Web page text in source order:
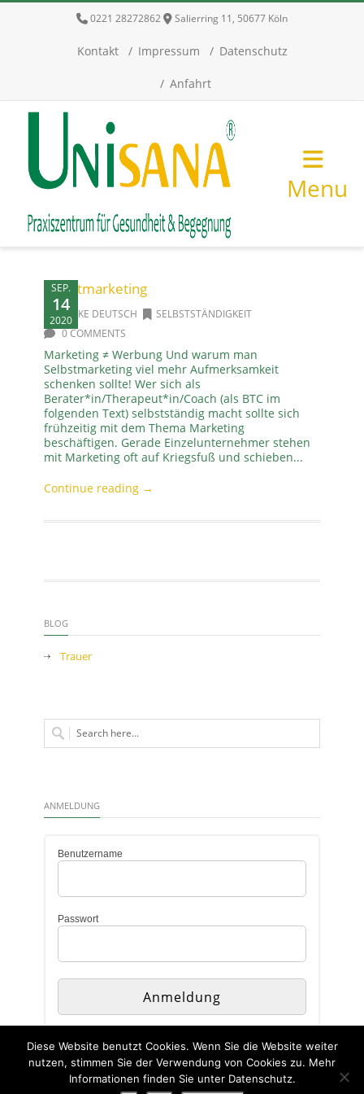
0221 28272862 Salierring 11, 50677 Köln
Kontakt Impressum Datenschutz
Anfahrt
Menu
SEP.
14
2020
Selbstmarketing
ULRIKE DEUTSCH
SELBSTSTÄNDIGKEIT
0 COMMENTS
Marketing ≠ Werbung Und warum man
Selbstmarketing viel mehr Aufmerksamkeit
schenken sollte! Wer sich als
Berater*in/Therapeut*in/Coach (als BTC im
folgenden Text) selbstständig macht sollte sich
frühzeitig mit dem Thema Marketing
beschäftigen. Gerade Einzelunternehmer stehen
mit Marketing oft auf Kriegsfuß und schieben...
Continue reading →
BLOG
Trauer
ANMELDUNG
Benutzername
Passwort
Diese Website benutzt Cookies. Wenn Sie die Website weiter
nutzen, stimmen Sie der Verwendung von Cookies zu. Mehr
Informationen finden Sie unter Datenschutz.